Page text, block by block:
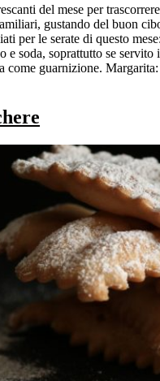
del mese per
gustando del buon
per le serate di questo
e soda, soprattutto se servito
come guarnizione.